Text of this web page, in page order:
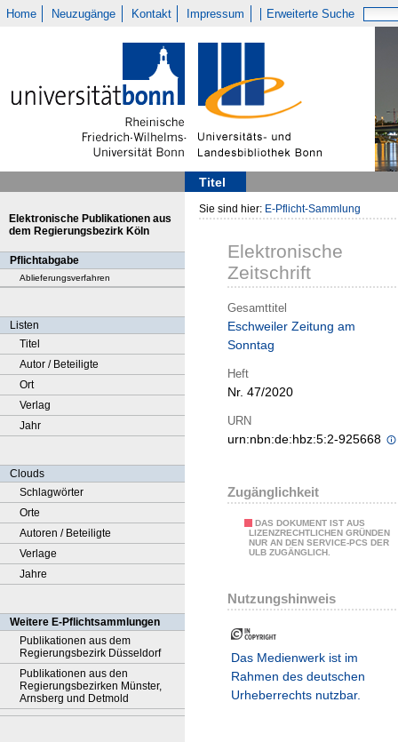
Home Neuzugänge Kontakt Impressum Erweiterte Suche
Titel
Elektronische Publikationen aus
dem Regierungsbezirk Köln
Pflichtabgabe
Ablieferungsverfahren
Listen
Titel
Autor / Beteiligte
Ort
Verlag
Jahr
Clouds
Schlagwörter
Orte
Autoren / Beteiligte
Verlage
Jahre
Weitere E-Pflichtsammlungen
Publikationen aus dem
Regierungsbezirk Düsseldorf
Publikationen aus den
Regierungsbezirken Münster,
Arnsberg und Detmold
Sie sind hier: E-Pflicht-Sammlung
Elektronische
Zeitschrift
Gesamttitel
Eschweiler Zeitung am
Sonntag
Heft
Nr. 47/2020
URN
urn:nbn:de:hbz:5:2-925668
Zugänglichkeit
DAS DOKUMENT IST AUS
LIZENZRECHTLICHEN GRÜNDEN
NUR AN DEN SERVICE-PCS DER
ULB ZUGÄNGLICH.
Nutzungshinweis
Das Medienwerk ist im
Rahmen des deutschen
Urheberrechts nutzbar.